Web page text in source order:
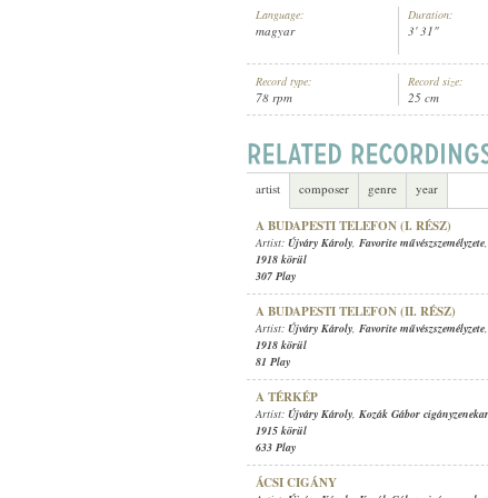
Language:
magyar
Duration:
3' 31"
Record type:
78 rpm
Record size:
25 cm
artist composer genre year
A BUDAPESTI TELEFON (I. RÉSZ)
Artist: Újváry Károly, Favorite művészszemélyzete,
1918 körül
307 Play
A BUDAPESTI TELEFON (II. RÉSZ)
Artist: Újváry Károly, Favorite művészszemélyzete,
1918 körül
81 Play
A TÉRKÉP
Artist: Újváry Károly, Kozák Gábor
1915 körül
633 Play
ÁCSI CIGÁNY